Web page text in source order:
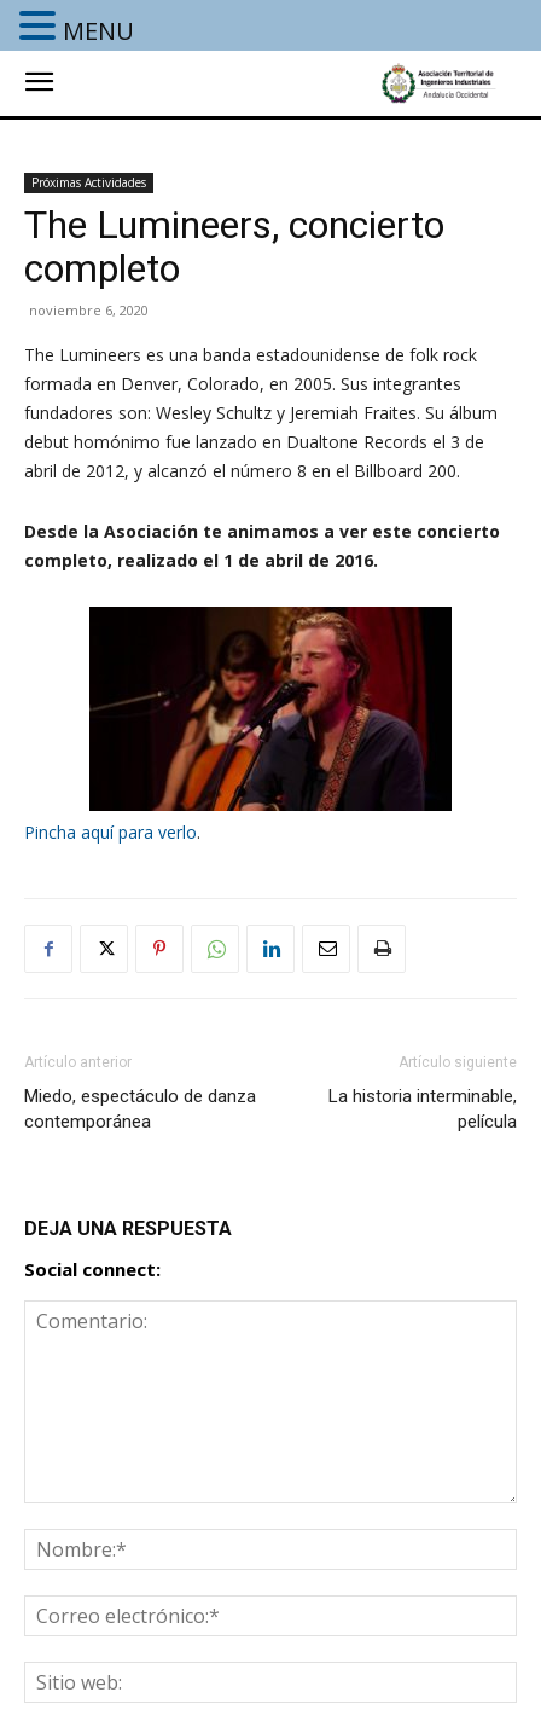
Próximas Actividades
The Lumineers, concierto
completo
noviembre 6, 2020
The Lumineers es una banda estadounidense de folk rock
formada en Denver, Colorado, en 2005. Sus integrantes
fundadores son: Wesley Schultz y Jeremiah Fraites.​ Su álbum
debut homónimo fue lanzado en Dualtone Records el 3 de
abril de 2012, y alcanzó el número 8 en el Billboard 200.
Desde la Asociación te animamos a ver este concierto
completo, realizado el 1 de abril de 2016.
Pincha aquí para verlo.
Artículo anterior
Miedo, espectáculo de danza
contemporánea
Artículo siguiente
La historia interminable,
película
DEJA UNA RESPUESTA
Social connect:
MENU